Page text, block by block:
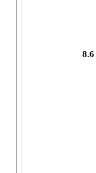
8.6